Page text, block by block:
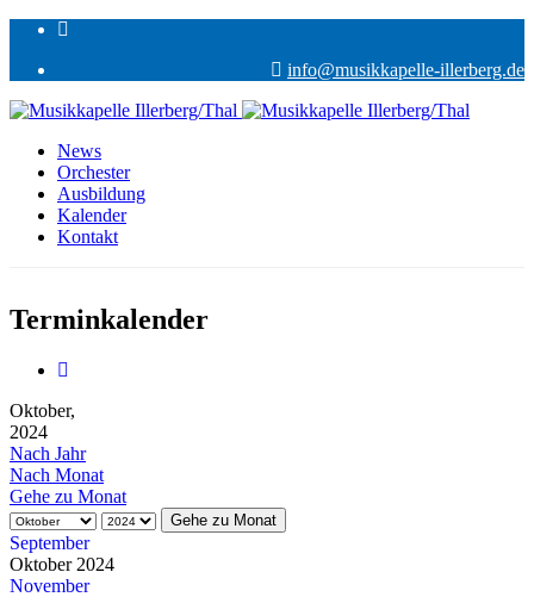
info@musikkapelle-illerberg.de
News
Orchester
Ausbildung
Kalender
Kontakt
Terminkalender
Oktober,
2024
Nach Jahr
Nach Monat
Gehe zu Monat
Gehe zu Monat
September
Oktober 2024
November